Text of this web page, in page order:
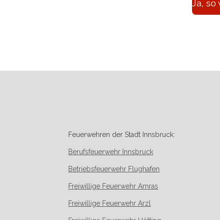
Ja, so
Feuerwehren der Stadt Innsbruck:
Berufsfeuerwehr Innsbruck
Betriebsfeuerwehr Flughafen
Freiwillige Feuerwehr Amras
Freiwillige Feuerwehr Arzl